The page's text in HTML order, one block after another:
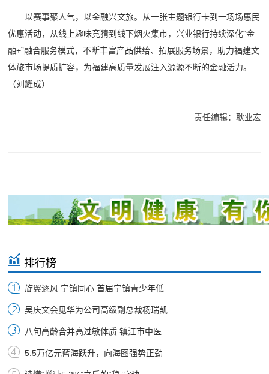
以赛事聚人气，以金融兴文旅。从一张主题银行卡到一场场惠民
优惠活动，从线上趣味竞猜到线下烟火集市，兴业银行持续深化“金
融+”融合服务模式，不断丰富产品供给、拓展服务场景，助力福建文
体旅市场提质扩容，为福建高质量发展注入源源不断的金融活力。
（刘耀成）
责任编辑：耿业宏
排行榜
旋翼逐风 宁镇同心 首届宁镇青少年低...
吴庆文会见华为公司高级副总裁杨瑞凯
八旬高龄合并高过敏体质 镇江市中医...
5.5万亿元蓝海跃升，向海图强势正劲